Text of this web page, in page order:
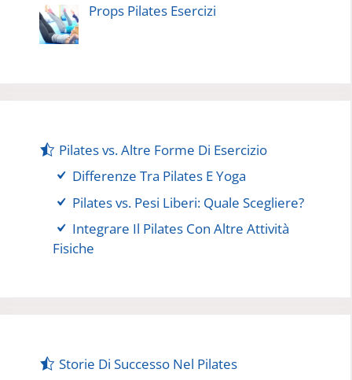
Props Pilates Esercizi
Pilates vs. Altre Forme Di Esercizio
Differenze Tra Pilates E Yoga
Pilates vs. Pesi Liberi: Quale Scegliere?
Integrare Il Pilates Con Altre Attività
Fisiche
Storie Di Successo Nel Pilates